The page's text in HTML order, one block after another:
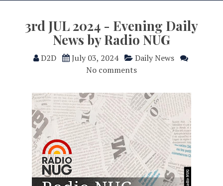
3rd JUL 2024 - Evening Daily
News by Radio NUG
D2D July 03, 2024
Daily News
No comments